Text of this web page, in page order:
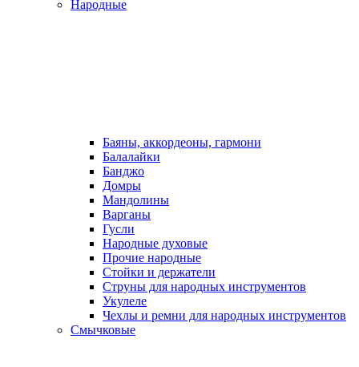
Народные
Баяны, аккордеоны, гармони
Балалайки
Банджо
Домры
Мандолины
Варганы
Гусли
Народные духовые
Прочие народные
Стойки и держатели
Струны для народных инструментов
Укулеле
Чехлы и ремни для народных инструментов
Смычковые